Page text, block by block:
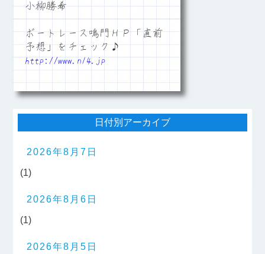
小柳勝希
ボートレース鳴門ＨＰ「直前
予想」をチェック♪
http://www.n14.jp
日付別アーカイブ
2026年8月7日
(1)
2026年8月6日
(1)
2026年8月5日